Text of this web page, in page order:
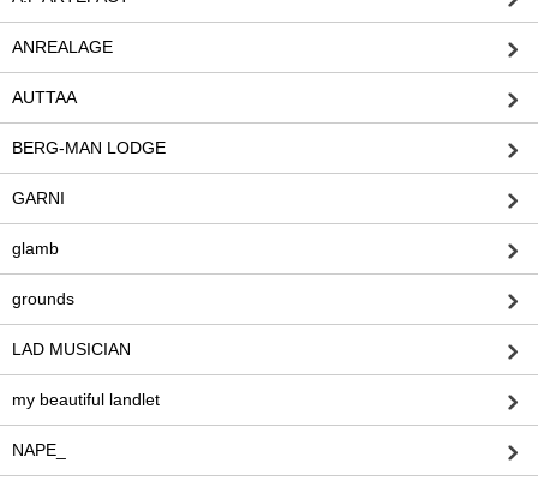
ANREALAGE
AUTTAA
BERG-MAN LODGE
GARNI
glamb
grounds
LAD MUSICIAN
my beautiful landlet
NAPE_